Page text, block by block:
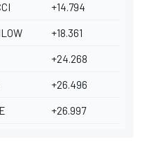
+14.794
+18.361
+24.268
+26.496
+26.997